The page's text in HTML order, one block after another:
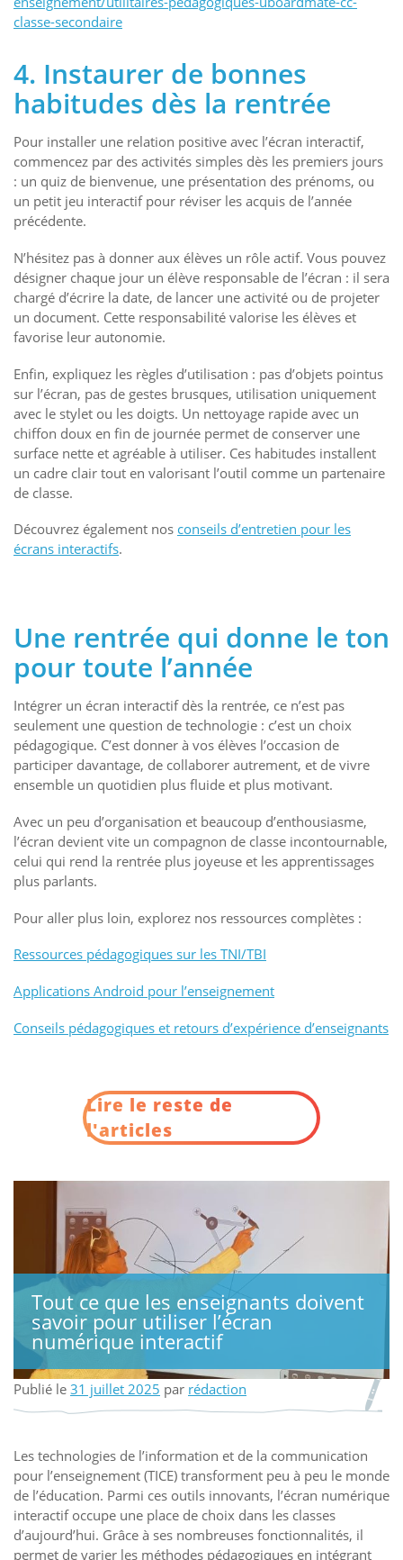
classe-secondaire
4. Instaurer de bonnes
habitudes dès la rentrée
Pour installer une relation positive avec l’écran interactif,
commencez par des activités simples dès les premiers jours
: un quiz de bienvenue, une présentation des prénoms, ou
un petit jeu interactif pour réviser les acquis de l’année
précédente.
N’hésitez pas à donner aux élèves un rôle actif. Vous pouvez
désigner chaque jour un élève responsable de l’écran : il sera
chargé d’écrire la date, de lancer une activité ou de projeter
un document. Cette responsabilité valorise les élèves et
favorise leur autonomie.
Enfin, expliquez les règles d’utilisation : pas d’objets pointus
sur l’écran, pas de gestes brusques, utilisation uniquement
avec le stylet ou les doigts. Un nettoyage rapide avec un
chiffon doux en fin de journée permet de conserver une
surface nette et agréable à utiliser. Ces habitudes installent
un cadre clair tout en valorisant l’outil comme un partenaire
de classe.
Découvrez également nos conseils d’entretien pour les
écrans interactifs.
Une rentrée qui donne le ton
pour toute l’année
Intégrer un écran interactif dès la rentrée, ce n’est pas
seulement une question de technologie : c’est un choix
pédagogique. C’est donner à vos élèves l’occasion de
participer davantage, de collaborer autrement, et de vivre
ensemble un quotidien plus fluide et plus motivant.
Avec un peu d’organisation et beaucoup d’enthousiasme,
l’écran devient vite un compagnon de classe incontournable,
celui qui rend la rentrée plus joyeuse et les apprentissages
plus parlants.
Pour aller plus loin, explorez nos ressources complètes :
Ressources pédagogiques sur les TNI/TBI
Applications Android pour l’enseignement
Conseils pédagogiques et retours d’expérience d’enseignants
Lire le reste de
l'articles
Tout ce que les enseignants doivent
savoir pour utiliser l’écran
numérique interactif
Publié le 31 juillet 2025 par rédaction
Les technologies de l’information et de la communication
pour l’enseignement (TICE) transforment peu à peu le monde
de l’éducation. Parmi ces outils innovants, l’écran numérique
interactif occupe une place de choix dans les classes
d’aujourd’hui. Grâce à ses nombreuses fonctionnalités, il
permet de varier les méthodes pédagogiques en intégrant